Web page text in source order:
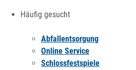
Häufig gesucht
Abfallentsorgung
Online Service
Schlossfestspiele